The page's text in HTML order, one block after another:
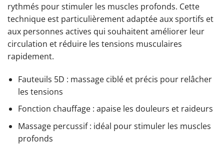
rythmés pour stimuler les muscles profonds. Cette
technique est particulièrement adaptée aux sportifs et
aux personnes actives qui souhaitent améliorer leur
circulation et réduire les tensions musculaires
rapidement.
Fauteuils 5D : massage ciblé et précis pour relâcher
les tensions
Fonction chauffage : apaise les douleurs et raideurs
Massage percussif : idéal pour stimuler les muscles
profonds